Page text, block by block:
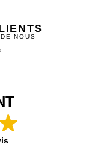
NOUS